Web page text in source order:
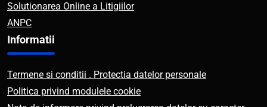
Solutionarea Online a Litigiilor
ANPC
Informatii
Termene si conditii . Protectia datelor personale
Politica privind modulele cookie